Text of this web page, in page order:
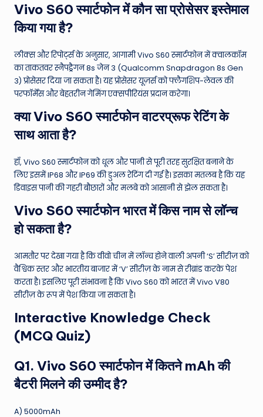
Vivo S60 स्मार्टफोन में कौन सा प्रोसेसर इस्तेमाल
किया गया है?
लीक्स और रिपोर्ट्स के अनुसार, आगामी Vivo S60 स्मार्टफोन में क्वालकॉम
का ताकतवर स्नैपड्रैगन 8s जेन 3 (Qualcomm Snapdragon 8s Gen
3) प्रोसेसर दिया जा सकता है। यह प्रोसेसर यूज़र्स को फ्लैगशिप-लेवल की
परफॉर्मेंस और बेहतरीन गेमिंग एक्सपीरियंस प्रदान करेगा।
क्या Vivo S60 स्मार्टफोन वाटरप्रूफ रेटिंग के
साथ आता है?
हाँ, Vivo S60 स्मार्टफोन को धूल और पानी से पूरी तरह सुरक्षित बनाने के
लिए इसमें IP68 और IP69 की डुअल रेटिंग दी गई है। इसका मतलब है कि यह
डिवाइस पानी की गहरी बौछारों और मलबे को आसानी से झेल सकता है।
Vivo S60 स्मार्टफोन भारत में किस नाम से लॉन्च
हो सकता है?
आमतौर पर देखा गया है कि वीवो चीन में लॉन्च होने वाली अपनी ‘S’ सीरीज़ को
वैश्विक स्तर और भारतीय बाजार में ‘V’ सीरीज़ के नाम से रीब्रांड करके पेश
करता है। इसलिए पूरी संभावना है कि Vivo S60 को भारत में Vivo V80
सीरीज़ के रूप में पेश किया जा सकता है।
Interactive Knowledge Check
(MCQ Quiz)
Q1. Vivo S60 स्मार्टफोन में कितने mAh की
बैटरी मिलने की उम्मीद है?
A) 5000mAh